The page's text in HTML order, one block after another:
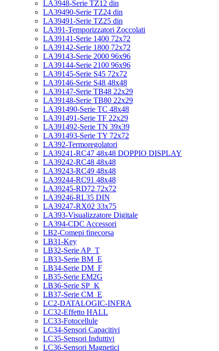
LA3948-Serie TZ12 din
LA39490-Serie TZ24 din
LA39491-Serie TZ25 din
LA391-Temporizzatori Zoccolati
LA39141-Serie 1400 72x72
LA39142-Serie 1800 72x72
LA39143-Serie 2000 96x96
LA39144-Serie 2100 96x96
LA39145-Serie S45 72x72
LA39146-Serie S48 48x48
LA39147-Serie TB48 22x29
LA39148-Serie TB80 22x29
LA391490-Serie TC 48x48
LA391491-Serie TF 22x29
LA391492-Serie TN 39x39
LA391493-Serie TY 72x72
LA392-Termoregolatori
LA39241-RC47 48x48 DOPPIO DISPLAY
LA39242-RC48 48x48
LA39243-RC49 48x48
LA39244-RC91 48x48
LA39245-RD72 72x72
LA39246-RL35 DIN
LA39247-RX02 33x75
LA393-Visualizzatore Digitale
LA394-CDC Accessori
LB2-Comepi finecorsa
LB31-Key
LB32-Serie AP_T
LB33-Serie BM_E
LB34-Serie DM_F
LB35-Serie EM2G
LB36-Serie SP_K
LB37-Serie CM_E
LC2-DATALOGIC-INFRA
LC32-Effetto HALL
LC33-Fotocellule
LC34-Sensori Capacitivi
LC35-Sensori Induttivi
LC36-Sensori Magnetici